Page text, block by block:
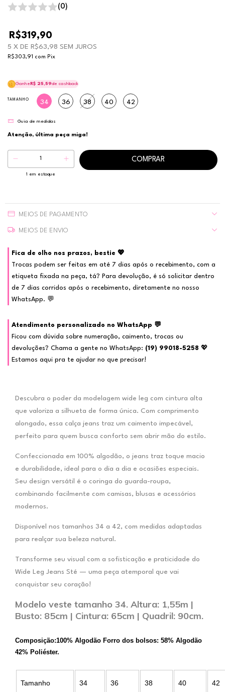
(0)
R$319,90
5 X DE R$63,98 SEM JUROS
R$303,91 com Pix
Ganhe R$ 25,59de cashback
TAMANHO 34 36 38 40 42
Guia de medidas
Atenção, última peça miga!
1 em estoque
MEIOS DE PAGAMENTO
MEIOS DE ENVIO
Fica de olho nos prazos, bestie 💖
Trocas podem ser feitas em até 7 dias após o recebimento, com a
etiqueta fixada na peça, tá? Para devolução, é só solicitar dentro
de 7 dias corridos após o recebimento, diretamente no nosso
WhatsApp. 💬
Atendimento personalizado no WhatsApp 💬
Ficou com dúvida sobre numeração, caimento, trocas ou
devoluções? Chama a gente no WhatsApp: (19) 99018-5258 💖
Estamos aqui pra te ajudar no que precisar!
Descubra o poder da modelagem wide leg com cintura alta
que valoriza a silhueta de forma única. Com comprimento
alongado, essa calça jeans traz um caimento impecável,
perfeito para quem busca conforto sem abrir mão do estilo.
Confeccionada em 100% algodão, o jeans traz toque macio
e durabilidade, ideal para o dia a dia e ocasiões especiais.
Seu design versátil é o coringa do guarda-roupa,
combinando facilmente com camisas, blusas e acessórios
modernos.
Disponível nos tamanhos 34 a 42, com medidas adaptadas
para realçar sua beleza natural.
Transforme seu visual com a sofisticação e praticidade do
Wide Leg Jeans Sté — uma peça atemporal que vai
conquistar seu coração!
Modelo veste tamanho 34. Altura: 1,55m |
Busto: 85cm | Cintura: 65cm | Quadril: 90cm.
Composição:100% Algodão Forro dos bolsos: 58% Algodão
42% Poliéster.
Tamanho 34 36 38 40 42